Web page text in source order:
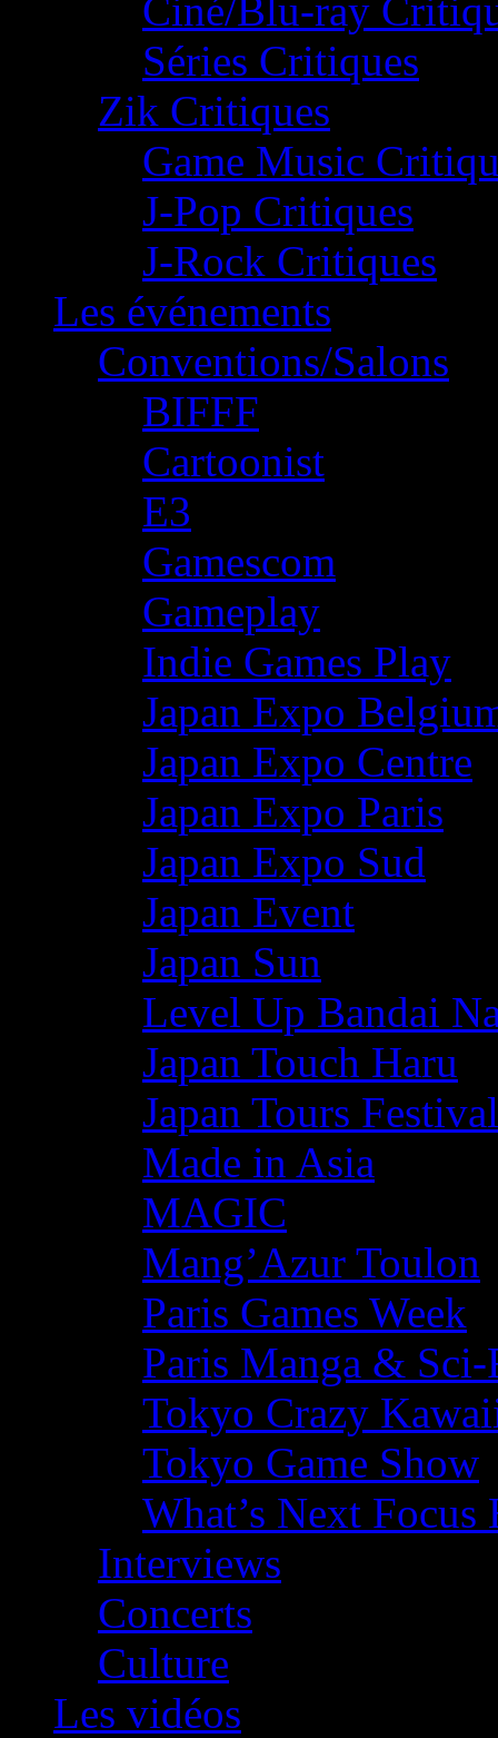
Ciné/Blu-ray
Séries Critiques
Zik Critiques
Game Music
J-Pop Critiques
J-Rock Critiques
Les événements
Conventions/Salons
BIFFF
Cartoonist
E3
Gamescom
Gameplay
Indie Games Play
Japan Expo
Japan Expo Centre
Japan Expo Paris
Japan Expo Sud
Japan Event
Japan Sun
Level Up Bandai
Japan Touch Haru
Japan Tours Festival
Made in Asia
MAGIC
Mang’Azur Toulon
Paris Games Week
Paris Manga &
Tokyo Crazy
Tokyo Game Show
What’s Next
Interviews
Concerts
Culture
Les vidéos